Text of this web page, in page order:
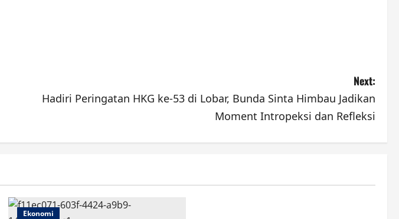
Next:
Hadiri Peringatan HKG ke-53 di Lobar, Bunda Sinta Himbau Jadikan
Moment Intropeksi dan Refleksi
Ekonomi